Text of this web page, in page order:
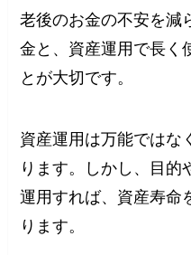
老後のお金の不安を減
金と、資産運用で長く
とが大切です。
資産運用は万能ではな
ります。しかし、目的
運用すれば、資産寿命
ります。